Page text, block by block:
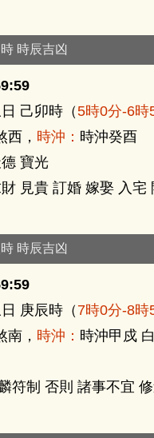
時辰吉凶
己卯時（5時0分-6時
西， 時沖： 時沖癸酉
寶光
見貴 訂婚 嫁娶 入宅
時辰吉凶
庚辰時（7時0分-8時
南， 時沖： 時沖甲戍
符制 否則 諸事不宜